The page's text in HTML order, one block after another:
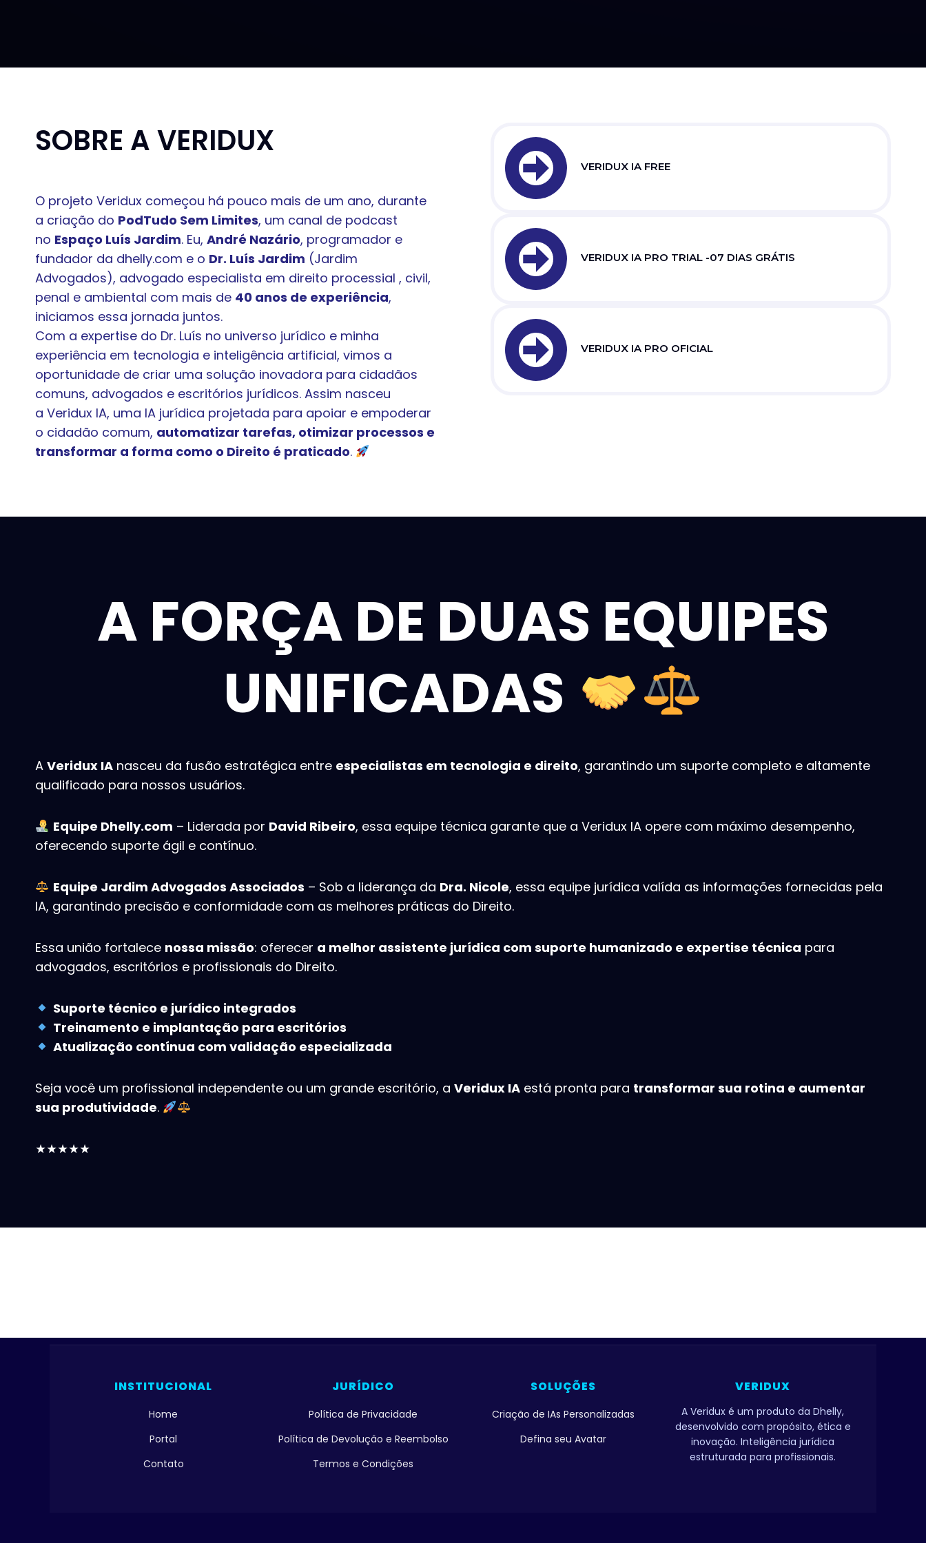
SOBRE A VERIDUX
O projeto Veridux começou há pouco mais de um ano, durante
a criação do PodTudo Sem Limites, um canal de podcast
no Espaço Luís Jardim. Eu, André Nazário, programador e
fundador da dhelly.com e o Dr. Luís Jardim (Jardim
Advogados), advogado especialista em direito processial , civil,
penal e ambiental com mais de 40 anos de experiência,
iniciamos essa jornada juntos.
Com a expertise do Dr. Luís no universo jurídico e minha
experiência em tecnologia e inteligência artificial, vimos a
oportunidade de criar uma solução inovadora para cidadãos
comuns, advogados e escritórios jurídicos. Assim nasceu
a Veridux IA, uma IA jurídica projetada para apoiar e empoderar
o cidadão comum, automatizar tarefas, otimizar processos e
transformar a forma como o Direito é praticado.
VERIDUX IA FREE
VERIDUX IA PRO TRIAL -07 DIAS GRÁTIS
VERIDUX IA PRO OFICIAL
A FORÇA DE DUAS EQUIPES
UNIFICADAS
A Veridux IA nasceu da fusão estratégica entre especialistas em tecnologia e direito, garantindo um suporte completo e altamente
qualificado para nossos usuários.
Equipe Dhelly.com – Liderada por David Ribeiro, essa equipe técnica garante que a Veridux IA opere com máximo desempenho,
oferecendo suporte ágil e contínuo.
Equipe Jardim Advogados Associados – Sob a liderança da Dra. Nicole, essa equipe jurídica valída as informações fornecidas pela
IA, garantindo precisão e conformidade com as melhores práticas do Direito.
Essa união fortalece nossa missão: oferecer a melhor assistente jurídica com suporte humanizado e expertise técnica para
advogados, escritórios e profissionais do Direito.
Suporte técnico e jurídico integrados
Treinamento e implantação para escritórios
Atualização contínua com validação especializada
Seja você um profissional independente ou um grande escritório, a Veridux IA está pronta para transformar sua rotina e aumentar
sua produtividade.
★★★★★
INSTITUCIONAL
Home
Portal
Contato
JURÍDICO
Política de Privacidade
Política de Devolução e Reembolso
Termos e Condições
SOLUÇÕES
Criação de IAs Personalizadas
Defina seu Avatar
VERIDUX
A Veridux é um produto da Dhelly,
desenvolvido com propósito, ética e
inovação. Inteligência jurídica
estruturada para profissionais.